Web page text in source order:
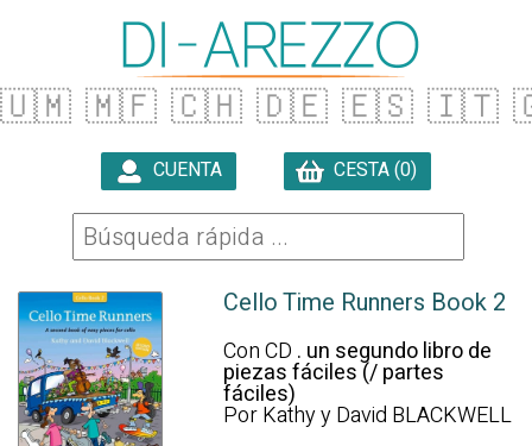
🇺🇲 🇲🇫 🇨🇭 🇩🇪 🇪🇸 🇮🇹
CUENTA CESTA (0)
Cello Time Runners Book 2
Con CD . un segundo libro de
piezas fáciles (/ partes
fáciles)
Por Kathy y David BLACKWELL